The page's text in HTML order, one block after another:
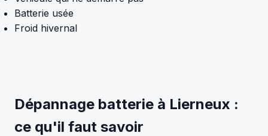
Batterie usée
Froid hivernal
Dépannage batterie à Lierneux :
ce qu'il faut savoir